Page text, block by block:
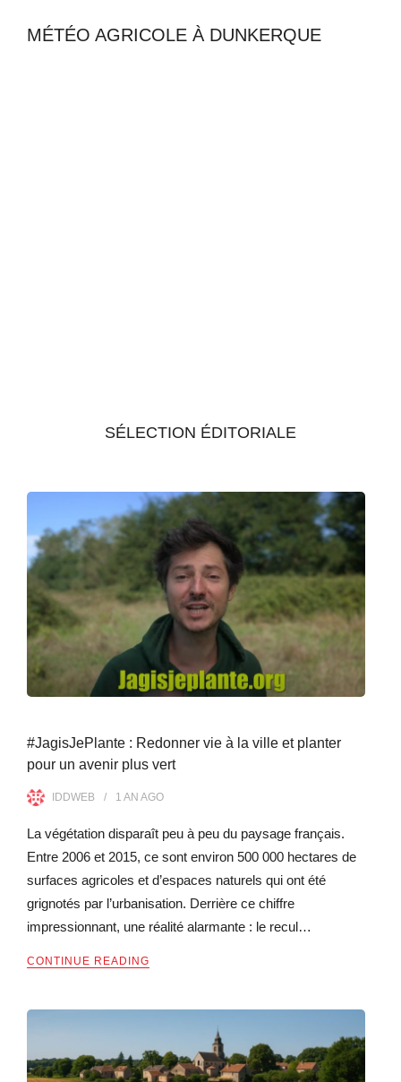
MÉTÉO AGRICOLE À DUNKERQUE
SÉLECTION ÉDITORIALE
#JagisJePlante : Redonner vie à la ville et planter
pour un avenir plus vert
IDDWEB 1 AN AGO
La végétation disparaît peu à peu du paysage français.
Entre 2006 et 2015, ce sont environ 500 000 hectares de
surfaces agricoles et d’espaces naturels qui ont été
grignotés par l’urbanisation. Derrière ce chiffre
impressionnant, une réalité alarmante : le recul…
CONTINUE READING